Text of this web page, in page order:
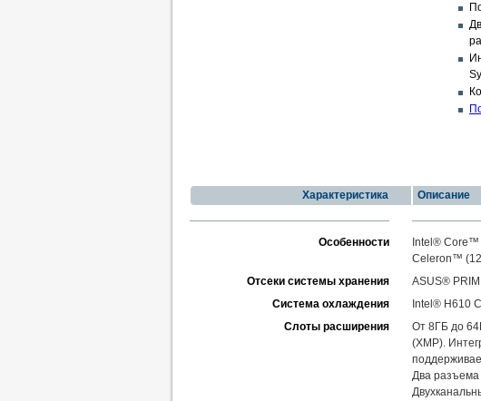
Характеристика Описание
Особенности
Intel®
Celeron™
Отсеки системы хранения
ASUS®
Система охлаждения
Intel® H610
Слоты расширения
От 8ГБ до
(XMP).
Два